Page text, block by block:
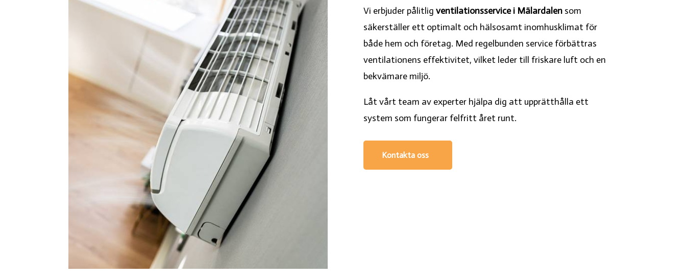
Vi erbjuder pålitlig ventilationsservice i Mälardalensom
säkerställer ett optimalt och hälsosamt inomhusklimat för
både hem och företag. Med regelbunden service förbättras
ventilationens effektivitet, vilket leder till friskare luft och en
bekvämare miljö.
Låt vårt team av experter hjälpa dig att upprätthålla ett
system som fungerar felfritt året runt.
Kontakta oss